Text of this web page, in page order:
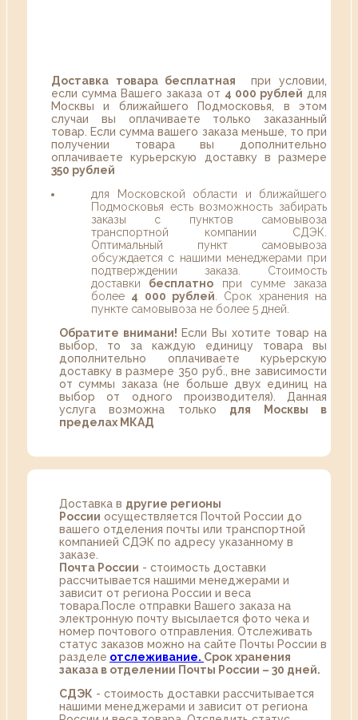
Доставка товара бесплатная при условии,
если сумма Вашего заказа от 4 000 рублей для
Москвы и ближайшего Подмосковья, в этом
случаи вы оплачиваете только заказанный
товар. Если сумма вашего заказа меньше, то при
получении товара вы дополнительно
оплачиваете курьерскую доставку в размере
350 рублей
для Московской области и ближайшего
Подмосковья есть возможность забирать
заказы с пунктов самовывоза
транспортной компании СДЭК.
Оптимальный пункт самовывоза
обсуждается с нашими менеджерами при
подтверждении заказа. Стоимость
доставки бесплатно при сумме заказа
более 4 000 рублей . Срок хранения на
пункте самовывоза не более 5 дней.
Обратите внимани! Если Вы хотите товар на
выбор, то за каждую единицу товара вы
дополнительно оплачиваете курьерскую
доставку в размере 350 руб., вне зависимости
от суммы заказа (не больше двух единиц на
выбор от одного производителя). Данная
услуга возможна только для Москвы в
пределах МКАД
Доставка в другие регионы
России осуществляется Почтой России до
вашего отделения почты или транспортной
компанией СДЭК по адресу указанному в
заказе.
Почта России - стоимость доставки
рассчитывается нашими менеджерами и
зависит от региона России и веса
товара.После отправки Вашего заказа на
электронную почту высылается фото чека и
номер почтового отправления. Отслеживать
статус заказов можно на сайте Почты России в
разделе oтслеживание. Срок хранения
заказа в отделении Почты России – 30 дней.
СДЭК - стоимость доставки рассчитывается
нашими менеджерами и зависит от региона